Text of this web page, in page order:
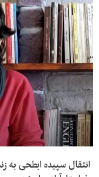
انتقال سپیده ابطحی به